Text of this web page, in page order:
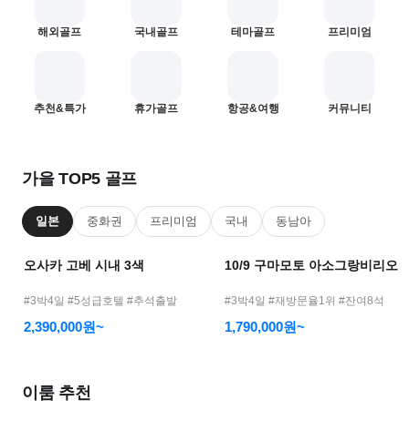
해외골프 국내골프 테마골프 프리미엄
추천&특가 휴가골프 항공&여행 커뮤니티
가을 TOP5 골프
일본 중화권 프리미엄 국내 동남아
1
오사카 고베 시내 3색
#3박4일 #5성급호텔 #추석출발
2,390,000원~
2
10/9 구마모토 아소그랑비리오
#3박4일 #재방문율1위 #잔여8석
1,790,000원~
이룸 추천